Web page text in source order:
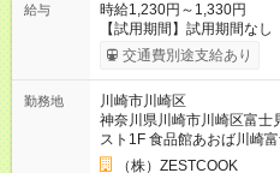
給与
時給1,230円～1,330円
【試用期間】試用期間なし
交通費別途支給あり
勤務地
川崎市川崎区
神奈川県川崎市川崎区富士
スト1F 食品館あおば川崎
歩2分）（株）ZESTCOOK